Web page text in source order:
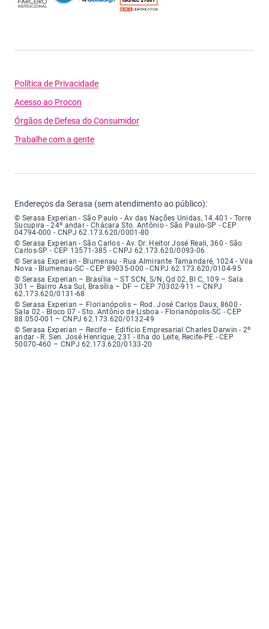
Política de Privacidade
Acesso ao Procon
Órgãos de Defesa do Consumidor
Trabalhe com a gente
Endereços da Serasa (sem atendimento ao público):
Serasa Experian - São Paulo - Endereço: Avenida das Nações Unidas,
© Serasa Experian - São Paulo - Av das Nações Unidas, 14.401 - Torre
Sucupira - 24º andar - Chácara Sto. Antônio - São Paulo-SP - CEP
04794-000 - CNPJ 62.173.620/0001-80
Serasa Experian - São Carlos - Endereço: Avenida Doutor Heitor José
© Serasa Experian - São Carlos - Av. Dr. Heitor José Reali, 360 - São
Carlos-SP - CEP 13571-385 - CNPJ 62.173.620/0093-06
Serasa Experian - Blumenau - Endereço: Rua Almirante Tamandaré,
© Serasa Experian - Blumenau - Rua Almirante Tamandaré, 1024 - Vila
Nova - Blumenau-SC - CEP 89035-000 - CNPJ 62.173.620/0104-95
Serasa Experian - Brasília, Endereço: Setor Comercial Norte, sem
© Serasa Experian – Brasília – ST SCN, S/N, Qd 02, Bl C, 109 – Sala
301 – Bairro Asa Sul, Brasília – DF – CEP 70302-911 – CNPJ
62.173.620/0131-68
Serasa Experian - Florianópolis, Endereço: Rodovia José Carlos, número
© Serasa Experian – Florianópolis – Rod. José Carlos Daux, 8600 -
Sala 02 - Bloco 07 - Sto. Antônio de Lisboa - Florianópolis-SC - CEP
88.050-001 – CNPJ 62.173.620/0132-49
Serasa Experian - Recife, Endereço: Edifício Empresarial Charles Darwin,
© Serasa Experian – Recife – Edifício Empresarial Charles Darwin - 2º
andar - R. Sen. José Henrique, 231 - Ilha do Leite, Recife-PE - CEP
50070-460 – CNPJ 62.173.620/0133-20